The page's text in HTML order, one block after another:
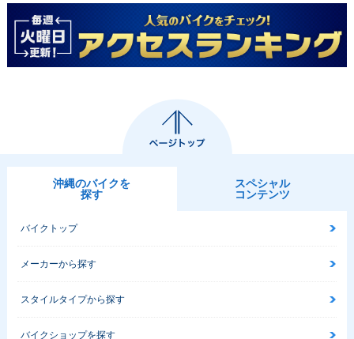
沖縄のバイクを
探す
スペシャル
コンテンツ
バイクトップ
メーカーから探す
スタイルタイプから探す
バイクショップを探す